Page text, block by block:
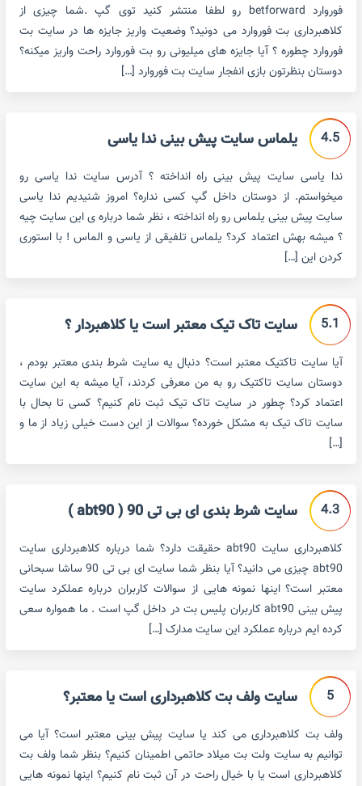
فوروارد betforward رو لطفا منتشر کنید توی گپ .شما چیزی از
کلاهبرداری بت فوروارد می دونید؟ وضعیت واریز جایزه ها در سایت بت
فوروارد چطوره ؟ آیا جایزه های میلیونی رو بت فوروارد راحت واریز میکنه؟
دوستان بنظرتون بازی انفجار سایت بت فوروارد […]
4.5 یلماس سایت پیش بینی ندا یاسی
ندا یاسی سایت پیش بینی راه انداخته ؟ آدرس سایت ندا یاسی رو
میخواستم. از دوستان داخل گپ کسی نداره؟ امروز شنیدیم ندا یاسی
سایت پیش بینی یلماس رو راه انداخته ، نظر شما درباره ی این سایت چیه
؟ میشه بهش اعتماد کرد؟ یلماس تلفیقی از یاسی و الماس ! با استوری
کردن این […]
5.1 سایت تاک تیک معتبر است یا کلاهبردار ؟
آیا سایت تاکتیک معتبر است؟ دنبال یه سایت شرط بندی معتبر بودم ،
دوستان سایت تاکتیک رو به من معرفی کردند، آیا میشه به این سایت
اعتماد کرد؟ چطور در سایت تاک تیک ثبت نام کنیم؟ کسی تا بحال با
سایت تاک تیک به مشکل خورده؟ سوالات از این دست خیلی زیاد از ما و
[…]
4.3 سایت شرط بندی ای بی تی 90 ( abt90 )
کلاهبرداری سایت abt90 حقیقت دارد؟ شما درباره کلاهبرداری سایت
abt90 چیزی می دانید؟ آیا بنظر شما سایت ای بی تی 90 ساشا سبحانی
معتبر است؟ اینها نمونه هایی از سوالات کاربران درباره عملکرد سایت
پیش بینی abt90 کاربران پلیس بت در داخل گپ است . ما همواره سعی
کرده ایم درباره عملکرد این سایت مدارک […]
5 سایت ولف بت کلاهبرداری است یا معتبر؟
ولف بت کلاهبرداری می کند یا سایت پیش بینی معتبر است؟ آیا می
توانیم به سایت ولت بت میلاد حاتمی اطمینان کنیم؟ بنظر شما ولف بت
کلاهبرداری است یا با خیال راحت در آن ثبت نام کنیم؟ اینها نمونه هایی